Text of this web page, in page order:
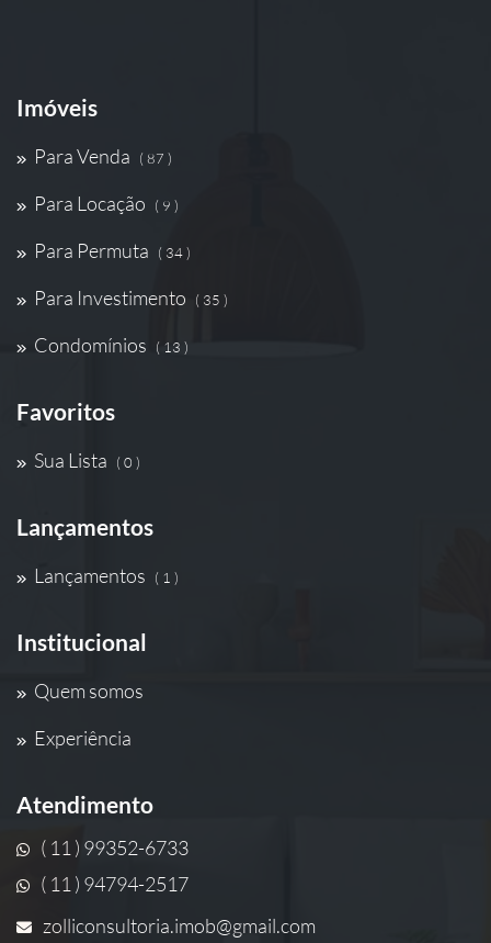
Imóveis
Para Venda ( 87 )
Para Locação ( 9 )
Para Permuta ( 34 )
Para Investimento ( 35 )
Condomínios ( 13 )
Favoritos
Sua Lista ( 0 )
Lançamentos
Lançamentos ( 1 )
Institucional
Quem somos
Experiência
Atendimento
( 11 ) 99352-6733
( 11 ) 94794-2517
zolliconsultoria.imob@gmail.com